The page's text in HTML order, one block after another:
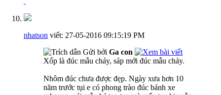
nhatson viết: 27-05-2016 09:15:19 PM
Gửi bởi Ga con
Xốp là đúc mẫu cháy, sáp mới đúc mẫu chảy.
Nhôm đúc chưa được đẹp. Ngày xưa hơn 10
năm trước tụi e có phong trào đúc bánh xe